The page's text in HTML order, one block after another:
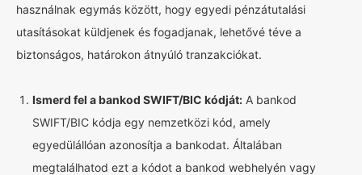
használnak egymás között, hogy egyedi pénzátutalási
utasításokat küldjenek és fogadjanak, lehetővé téve a
biztonságos, határokon átnyúló tranzakciókat.
Ismerd fel a bankod SWIFT/BIC kódját: A bankod
SWIFT/BIC kódja egy nemzetközi kód, amely
egyedülállóan azonosítja a bankodat. Általában
megtalálhatod ezt a kódot a bankod webhelyén vagy